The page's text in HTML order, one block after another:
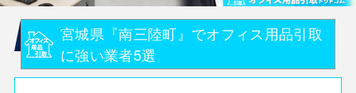
宮城県『南三陸町』でオフィス用品引取
に強い業者5選